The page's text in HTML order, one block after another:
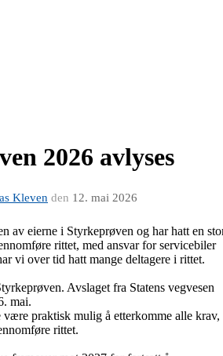
2026 avlyses
Kleven den 12. mai 2026
av eierne i Styrkeprøven og har hatt en
rittet, med ansvar for servicebiler
vi over tid hatt mange deltagere i rittet.
Avslaget fra Statens vegvesen
mai.
praktisk mulig å etterkomme alle krav,
rittet.